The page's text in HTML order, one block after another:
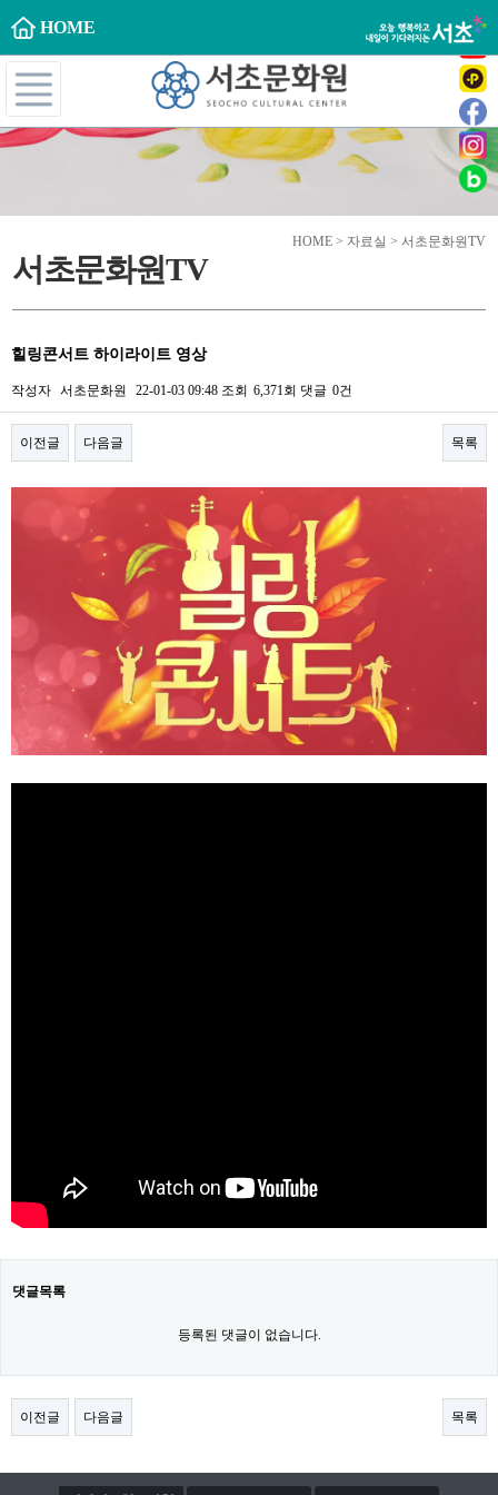
HOME
HOME > 자료실 > 서초문화원TV
서초문화원TV
힐링콘서트 하이라이트 영상
작성자 서초문화원 22-01-03 09:48 조회 6,371회 댓글 0건
이전글 다음글 목록
댓글목록
등록된 댓글이 없습니다.
이전글 다음글 목록